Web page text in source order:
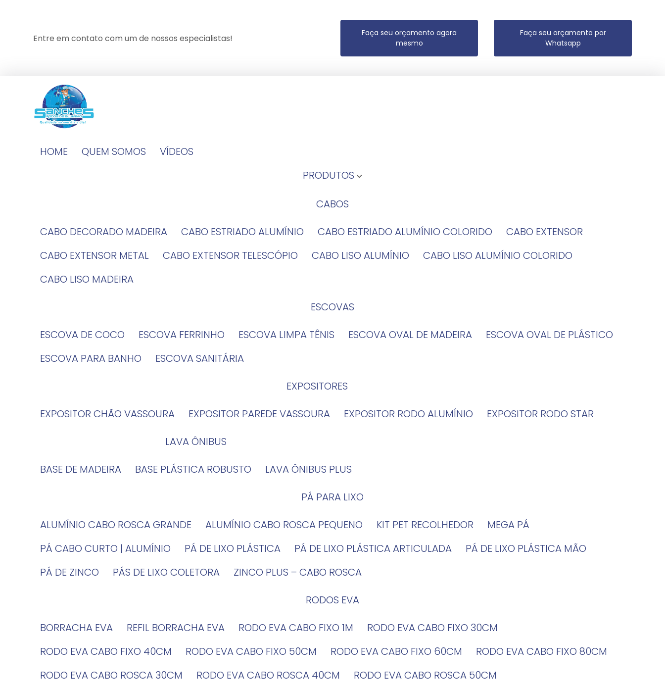
Entre em contato com um de nossos especialistas!
Faça seu orçamento agora
mesmo
Faça seu orçamento por
Whatsapp
HOME QUEM SOMOS
VÍDEOS
PRODUTOS
CABOS
CABO DECORADO MADEIRA
CABO ESTRIADO ALUMÍNIO CABO ESTRIADO ALUMÍNIO COLORIDO
CABO EXTENSOR
CABO EXTENSOR METAL
CABO EXTENSOR TELESCÓPIO CABO LISO ALUMÍNIO
CABO LISO ALUMÍNIO COLORIDO
CABO LISO MADEIRA
ESCOVAS
ESCOVA DE COCO
ESCOVA FERRINHO ESCOVA LIMPA TÊNIS ESCOVA OVAL DE MADEIRA
ESCOVA OVAL DE PLÁSTICO
ESCOVA PARA BANHO
ESCOVA SANITÁRIA
EXPOSITORES
EXPOSITOR CHÃO VASSOURA
EXPOSITOR PAREDE VASSOURA EXPOSITOR RODO ALUMÍNIO
EXPOSITOR RODO STAR
LAVA ÔNIBUS
BASE DE MADEIRA
BASE PLÁSTICA ROBUSTO
LAVA ÔNIBUS PLUS
PÁ PARA LIXO
ALUMÍNIO CABO ROSCA GRANDE
ALUMÍNIO CABO ROSCA PEQUENO KIT PET RECOLHEDOR
MEGA PÁ
PÁ CABO CURTO | ALUMÍNIO
PÁ DE LIXO PLÁSTICA PÁ DE LIXO PLÁSTICA ARTICULADA
PÁ DE LIXO PLÁSTICA MÃO
PÁ DE ZINCO
PÁS DE LIXO COLETORA
ZINCO PLUS – CABO ROSCA
RODOS EVA
BORRACHA EVA
REFIL BORRACHA EVA RODO EVA CABO FIXO 1M
RODO EVA CABO FIXO 30CM
RODO EVA CABO FIXO 40CM
RODO EVA CABO FIXO 50CM RODO EVA CABO FIXO 60CM
RODO EVA CABO FIXO 80CM
RODO EVA CABO ROSCA 30CM
RODO EVA CABO ROSCA 40CM
RODO EVA CABO ROSCA 50CM